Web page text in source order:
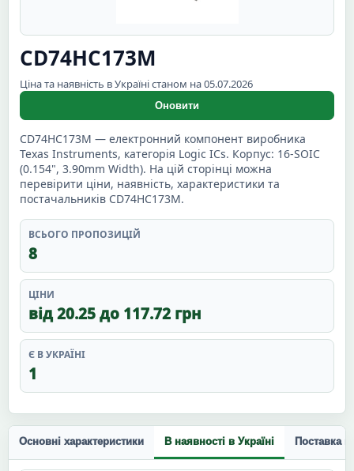
CD74HC173M
Ціна та наявність в Україні станом на 05.07.2026
Оновити
CD74HC173M — електронний компонент виробника
Texas Instruments, категорія Logic ICs. Корпус: 16-SOIC
(0.154", 3.90mm Width). На цій сторінці можна
перевірити ціни, наявність, характеристики та
постачальників CD74HC173M.
ВСЬОГО ПРОПОЗИЦІЙ
8
ЦІНИ
від 20.25 до 117.72 грн
Є В УКРАЇНІ
1
Основні характеристики В наявності в Україні Поставка